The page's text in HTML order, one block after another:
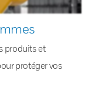
produits et
protéger vos